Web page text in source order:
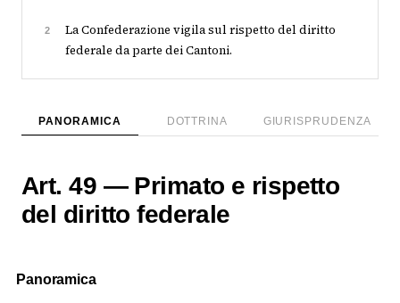
2
La Confederazione vigila sul rispetto del diritto
federale da parte dei Cantoni.
PANORAMICA DOTTRINA GIURISPRUDENZA
Art. 49 — Primato e rispetto
del diritto federale
Panoramica